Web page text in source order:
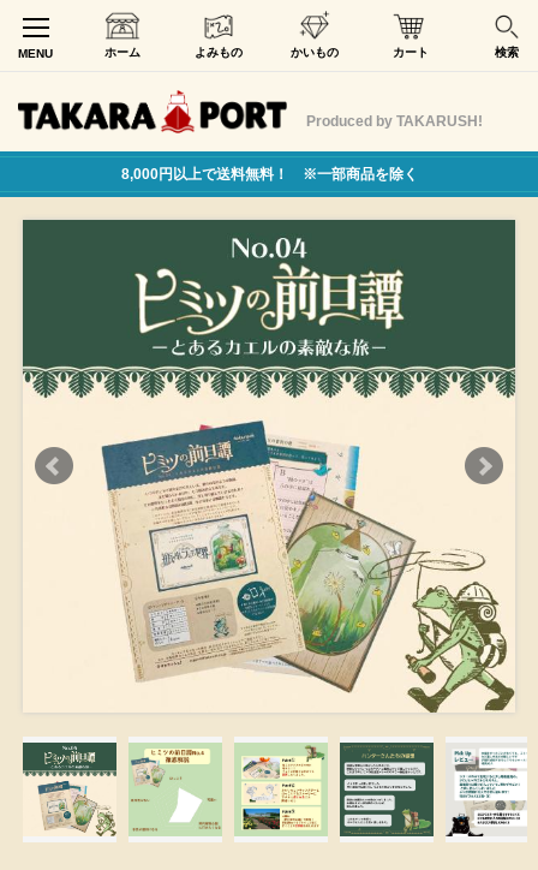
MENU ホーム よみもの かいもの カート 検索
Produced by TAKARUSH!
8,000円以上で送料無料！ ※一部商品を除く